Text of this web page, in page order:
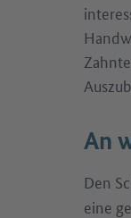
An
Den
eine